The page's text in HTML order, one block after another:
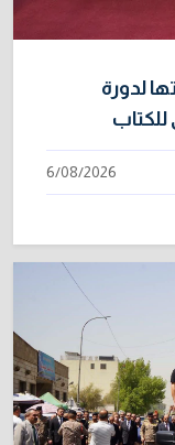
لدورة
6/08/2026